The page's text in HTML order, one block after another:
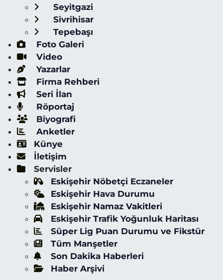
Seyitgazi
Sivrihisar
Tepebaşı
Foto Galeri
Video
Yazarlar
Firma Rehberi
Seri İlan
Röportaj
Biyografi
Anketler
Künye
İletişim
Servisler
Eskişehir Nöbetçi Eczaneler
Eskişehir Hava Durumu
Eskişehir Namaz Vakitleri
Eskişehir Trafik Yoğunluk Haritası
Süper Lig Puan Durumu ve Fikstür
Tüm Manşetler
Son Dakika Haberleri
Haber Arşivi